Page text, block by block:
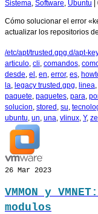
Sistema, Software, Ubuntu
Cómo solucionar el error
actualizar los repositorios
/etc/apt/trusted.gpg.d/apt-key
articulo, cli, comandos,
desde, el , en, error, es,
la, legacy trusted.gpg, linea,
paquete, paquetes, para,
solucion, stored , su,
ubuntu, un, una, vlinux, Y,
26 Mar 2023
VMMON y
modulos